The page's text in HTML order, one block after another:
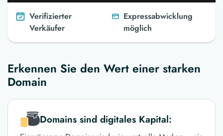
Verifizierter
Verkäufer
Expressabwicklung
möglich
Erkennen Sie den Wert einer starken
Domain
Domains sind digitales Kapital: